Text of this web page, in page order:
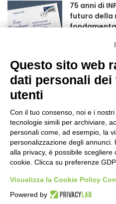
75 anni di
futuro della
nel pieno
4 ore fa
Madonna
Pais
15 ore fa
Pininfarina,
nuovo
1 giorno fa
Cesana
agosto apre
Questo sito web
dati personali
utenti
Con il tuo consenso, noi e i
tecnologie simili per archiviare,
personali come, ad esempio, la
personalizzazione degli
alla privacy, è possibile
cookie. Clicca su preferenze
Visualizza la Cookie Policy
Powered by